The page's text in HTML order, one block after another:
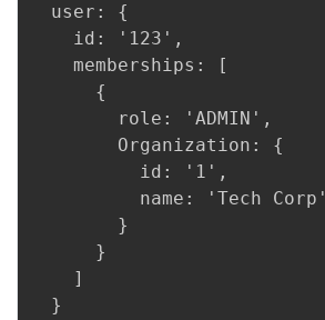
  user: {
    id: '123',
    memberships: [
      {
        role: 'ADMIN',
        Organization: {
          id: '1',
          name: 'Tech Corp'
        }
      }
    ]
  }